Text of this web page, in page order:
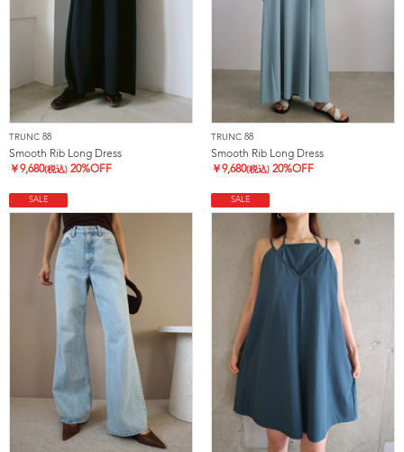
TRUNC 88
Smooth Rib Long Dress
￥9,680(税込) 20%OFF
TRUNC 88
Smooth Rib Long Dress
￥9,680(税込) 20%OFF
SALE SALE